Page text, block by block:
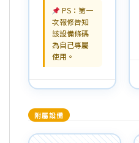
PS：第一
次報修告知
該設備條碼
為自己專屬
使用。
附屬設備